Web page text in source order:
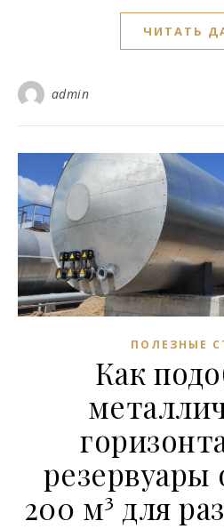
ЧИТАТЬ
admin
ПОЛЕЗНЫЕ
Как
резервуары
200 м³ для